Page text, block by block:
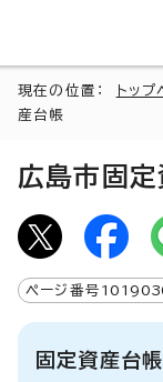
現在の位置： トップ
産台帳
広島市固
ページ番号
固定資産台